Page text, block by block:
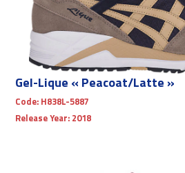
Gel-Lique « Peacoat/Latte »
Code: H838L-5887
Release Year: 2018